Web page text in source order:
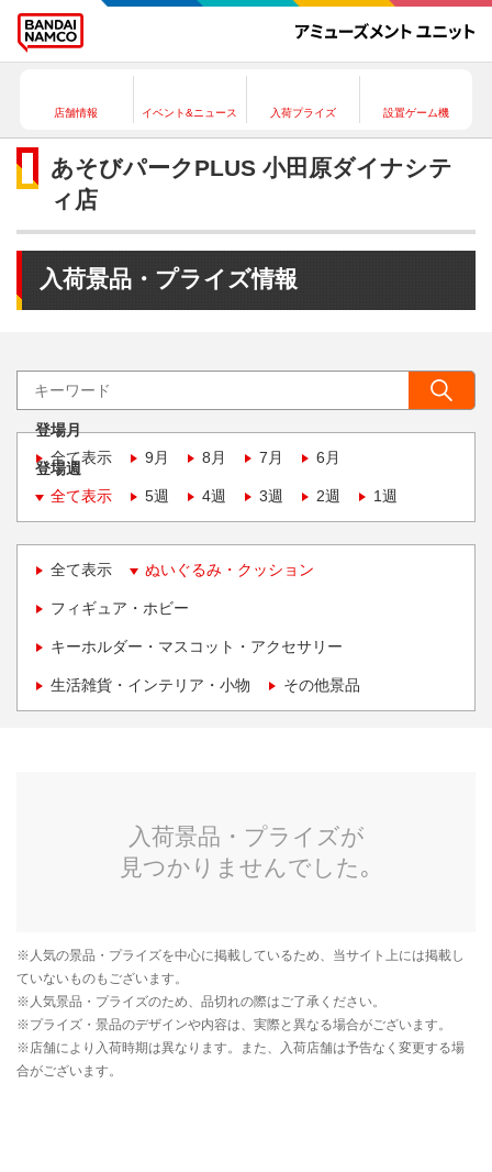
店舗情報 イベント&ニュース 入荷プライズ 設置ゲーム機
あそびパークPLUS 小田原ダイナシテ
ィ店
入荷景品・プライズ情報
登場月
全て表示
9月 8月 7月 6月
登場週
全て表示
5週 4週 3週 2週 1週
全て表示 ぬいぐるみ・クッション
フィギュア・ホビー
キーホルダー・マスコット・アクセサリー
生活雑貨・インテリア・小物 その他景品